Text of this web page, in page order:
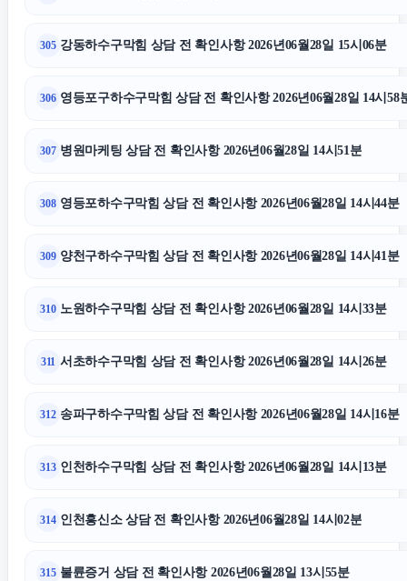
305 강동하수구막힘 상담 전 확인사항 2026년06월28일 15시06분
306 영등포구하수구막힘 상담 전 확인사항 2026년06월28일 14시58
307 병원마케팅 상담 전 확인사항 2026년06월28일 14시51분
308 영등포하수구막힘 상담 전 확인사항 2026년06월28일 14시44분
309 양천구하수구막힘 상담 전 확인사항 2026년06월28일 14시41분
310 노원하수구막힘 상담 전 확인사항 2026년06월28일 14시33분
311 서초하수구막힘 상담 전 확인사항 2026년06월28일 14시26분
312 송파구하수구막힘 상담 전 확인사항 2026년06월28일 14시16분
313 인천하수구막힘 상담 전 확인사항 2026년06월28일 14시13분
314 인천흥신소 상담 전 확인사항 2026년06월28일 14시02분
315 불륜증거 상담 전 확인사항 2026년06월28일 13시55분